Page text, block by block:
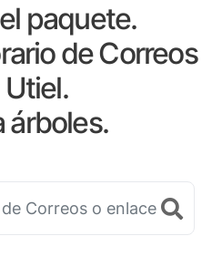
paquete.
de Correos
árboles.